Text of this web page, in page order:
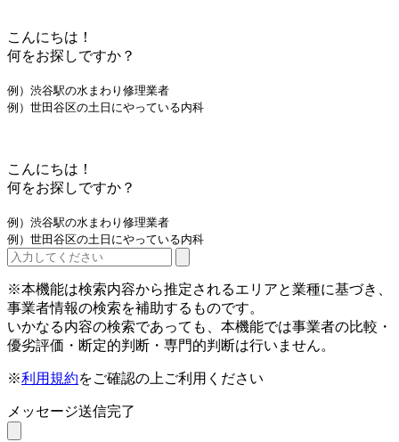
こんにちは！
何をお探しですか？
例）渋谷駅の水まわり修理業者
例）世田谷区の土日にやっている内科
こんにちは！
何をお探しですか？
例）渋谷駅の水まわり修理業者
例）世田谷区の土日にやっている内科
※本機能は検索内容から推定されるエリアと業種に基づき、
事業者情報の検索を補助するものです。
いかなる内容の検索であっても、本機能では事業者の比較・
優劣評価・断定的判断・専門的判断は行いません。
※利用規約をご確認の上ご利用ください
メッセージ送信完了